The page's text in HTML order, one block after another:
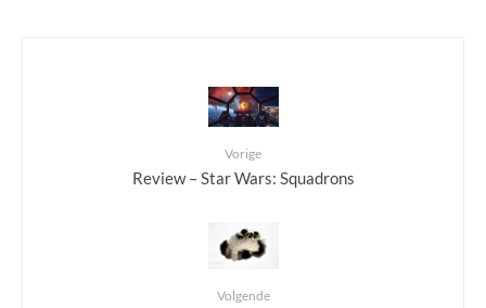
Vorige
Review – Star Wars: Squadrons
Volgende